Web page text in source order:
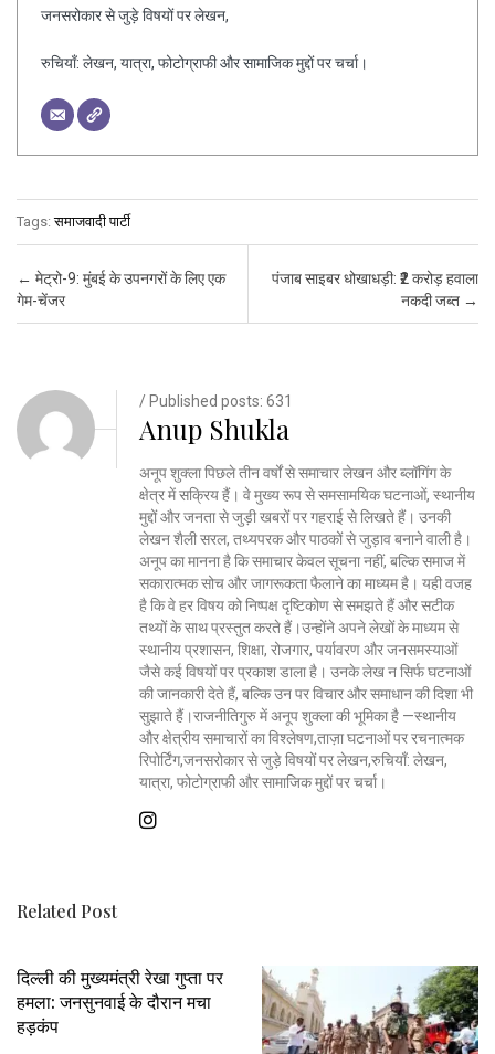
जनसरोकार से जुड़े विषयों पर लेखन,
रुचियाँ: लेखन, यात्रा, फोटोग्राफी और सामाजिक मुद्दों पर चर्चा।
Tags:समाजवादी पार्टी
Post navigation
← मेट्रो-9: मुंबई के उपनगरों के लिए एक
गेम-चेंजर
पंजाब साइबर धोखाधड़ी: ₹2 करोड़ हवाला
नकदी जब्त →
/ Published posts: 631
Anup Shukla
अनूप शुक्ला पिछले तीन वर्षों से समाचार लेखन और ब्लॉगिंग के
क्षेत्र में सक्रिय हैं। वे मुख्य रूप से समसामयिक घटनाओं, स्थानीय
मुद्दों और जनता से जुड़ी खबरों पर गहराई से लिखते हैं। उनकी
लेखन शैली सरल, तथ्यपरक और पाठकों से जुड़ाव बनाने वाली है।
अनूप का मानना है कि समाचार केवल सूचना नहीं, बल्कि समाज में
सकारात्मक सोच और जागरूकता फैलाने का माध्यम है। यही वजह
है कि वे हर विषय को निष्पक्ष दृष्टिकोण से समझते हैं और सटीक
तथ्यों के साथ प्रस्तुत करते हैं।उन्होंने अपने लेखों के माध्यम से
स्थानीय प्रशासन, शिक्षा, रोजगार, पर्यावरण और जनसमस्याओं
जैसे कई विषयों पर प्रकाश डाला है। उनके लेख न सिर्फ घटनाओं
की जानकारी देते हैं, बल्कि उन पर विचार और समाधान की दिशा भी
सुझाते हैं।राजनीतिगुरु में अनूप शुक्ला की भूमिका है —स्थानीय
और क्षेत्रीय समाचारों का विश्लेषण,ताज़ा घटनाओं पर रचनात्मक
रिपोर्टिंग,जनसरोकार से जुड़े विषयों पर लेखन,रुचियाँ: लेखन,
यात्रा, फोटोग्राफी और सामाजिक मुद्दों पर चर्चा।
Related Post
दिल्ली की मुख्यमंत्री रेखा गुप्ता पर
हमला: जनसुनवाई के दौरान मचा
हड़कंप